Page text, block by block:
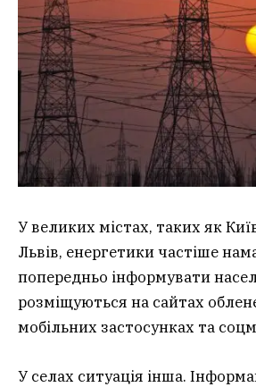
У великих містах, таких як
Львів, енергетики частіше
попередньо інформувати
розміщуються на сайтах
мобільних застосунках та
У селах ситуація інша.